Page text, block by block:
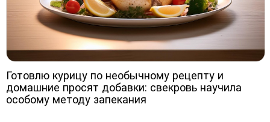
Готовлю курицу по необычному рецепту и
домашние просят добавки: свекровь научила
особому методу запекания